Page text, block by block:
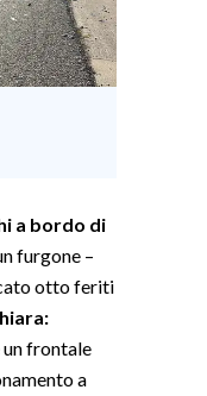
a bordo di
furgone –
otto feriti
un frontale
a